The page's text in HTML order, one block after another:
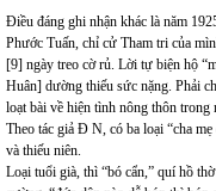
Điều đáng ghi nhận khác là năm
Phước Tuấn, chỉ cử Tham tri của
[9] ngày treo cờ rủ. Lời tự biện hộ
Huân] dường thiếu sức nặng. Phải
loạt bài về hiện tình nông thôn
Theo tác giả Đ N, có ba loại “cha
và thiếu niên.
Loại tuổi già, thì “bó cẩn,” quí hồ